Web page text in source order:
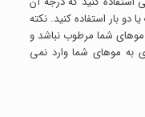
بار استفاده کنید. نکته
شما مرطوب نباشد و
موهای شما وارد نمی